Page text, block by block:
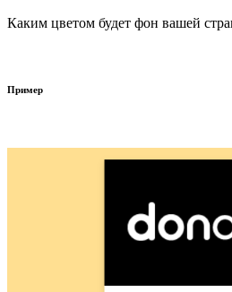
Каким цветом будет фон вашей
Пример